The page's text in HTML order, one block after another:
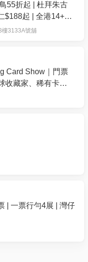
55折起 | 杜拜朱古
$188起 | 全港14+分
樓3133A號舖
Card Show｜門票
收藏家、稀有卡
卡牌遊戲、航海王等
| 一票行勻4展 | 灣仔